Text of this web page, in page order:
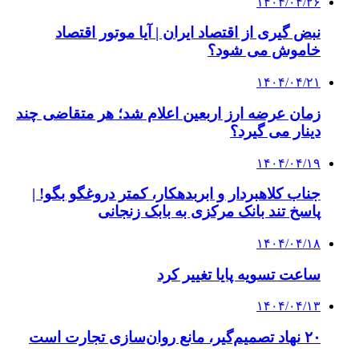
نبض گیری از اقتصاد ایران | آیا موتور اقتصاد
خاموش می شود؟
۱۴۰۴/۰۴/۲۱
زمان عرضه ارز اربعین اعلام شد؛ هر متقاضی چند
دینار می گیرد؟
۱۴۰۴/۰۴/۱۹
جناب کلاهبردار و ابربدهکار، کمتر دروغگو بگو! |
پاسخ تند بانک مرکزی به بابک زنجانی
۱۴۰۴/۰۴/۱۸
ساعت تسویه پایا تغییر کرد
۱۴۰۴/۰۴/۱۳
۲۰ نهاد تصمیم‌گیر، مانع روان‌سازی تجارت است